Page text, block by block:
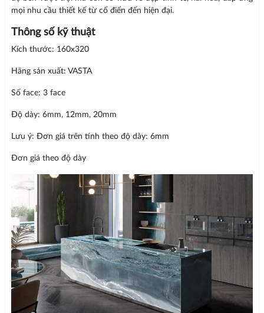
mọi nhu cầu thiết kế từ cổ điển đến hiện đại.
Thông số kỹ thuật
Kích thước: 160x320
Hãng sản xuất: VASTA
Số face: 3 face
Độ dày: 6mm, 12mm, 20mm
Lưu ý: Đơn giá trên tính theo độ dày: 6mm
Đơn giá theo độ dày